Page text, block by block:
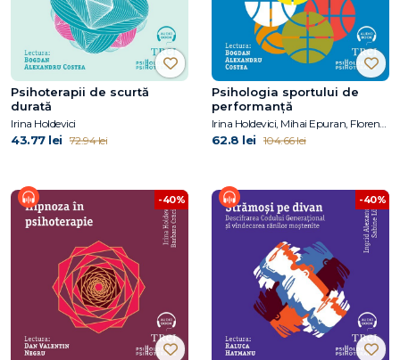
Psihoterapii de scurtă
durată
Irina Holdevici
43.77 lei 72.94 lei
Psihologia sportului de
performanță
Irina Holdevici, Mihai Epuran, Florentina Tonița
62.8 lei 104.66 lei
-40% -40%